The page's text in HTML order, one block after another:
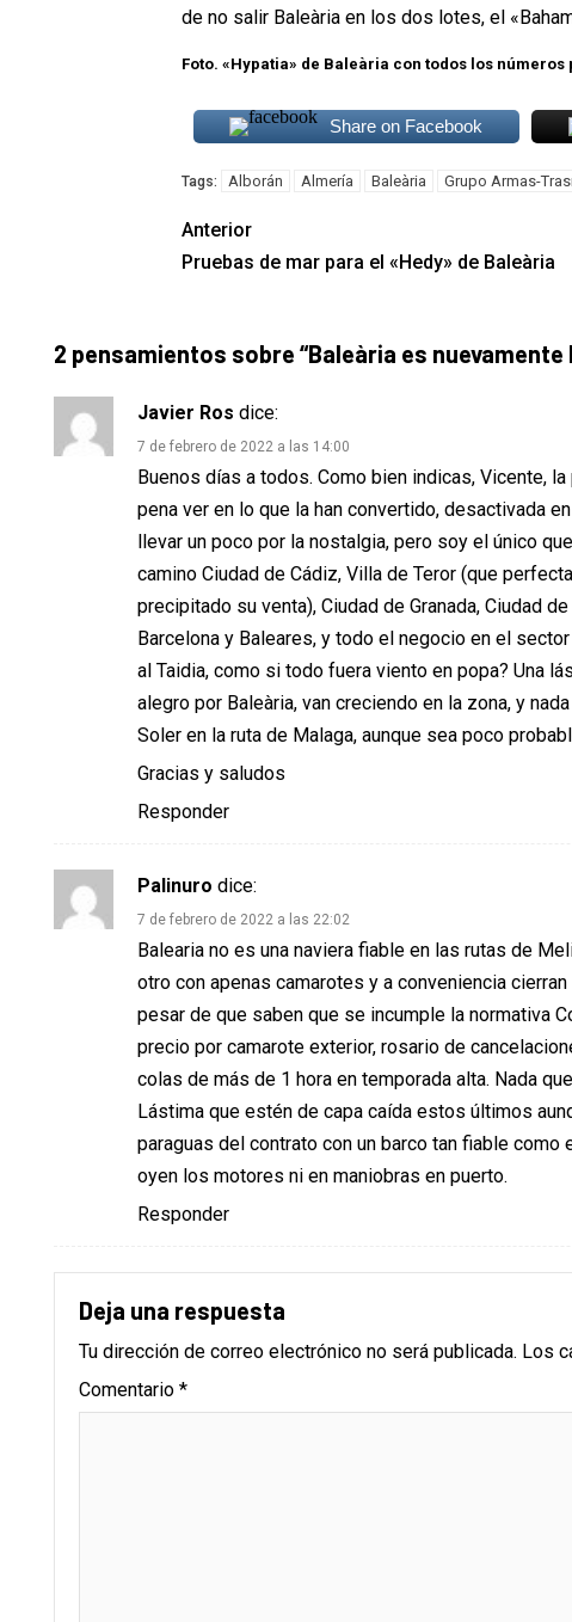
de no salir Baleària en los dos lotes, el
Foto. «Hypatia» de Baleària con todos los
Share on Facebook
Tags: Alborán Almería Baleària Grupo Armas-
Anterior
Pruebas de mar para el «Hedy» de Baleària
2 pensamientos sobre “Baleària es
Javier Ros dice:
7 de febrero de 2022 a las 14:00
Buenos días a todos. Como bien indicas, Vicente,
pena ver en lo que la han convertido, desactivada
llevar un poco por la nostalgia, pero soy el único
camino Ciudad de Cádiz, Villa de Teror (que
precipitado su venta), Ciudad de Granada, Ciudad
Barcelona y Baleares, y todo el negocio en el
al Taidia, como si todo fuera viento en popa? Una
alegro por Baleària, van creciendo en la zona, y
Soler en la ruta de Malaga, aunque sea poco
Gracias y saludos
Responder
Palinuro dice:
7 de febrero de 2022 a las 22:02
Balearia no es una naviera fiable en las rutas de
otro con apenas camarotes y a conveniencia
pesar de que saben que se incumple la normativa
precio por camarote exterior, rosario de
colas de más de 1 hora en temporada alta. Nada
Lástima que estén de capa caída estos últimos
paraguas del contrato con un barco tan fiable
oyen los motores ni en maniobras en puerto.
Responder
Deja una respuesta
Tu dirección de correo electrónico no será publicada. Los
Comentario *